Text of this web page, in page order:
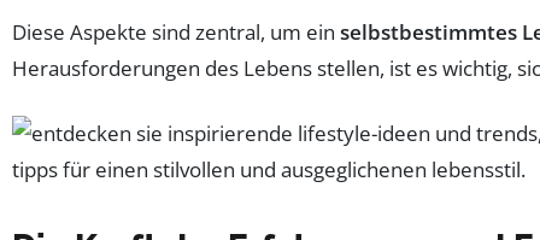
Diese Aspekte sind zentral, um ein selbstbestimmtes
Herausforderungen des Lebens stellen, ist es wichtig,